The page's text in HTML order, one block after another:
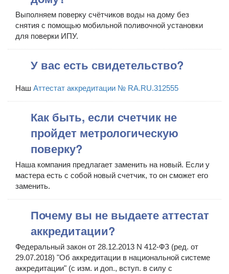
Выполняем поверку счётчиков воды на дому без
снятия с помощью мобильной поливочной установки
для поверки ИПУ.
У вас есть свидетельство?
Наш Аттестат аккредитации № RA.RU.312555
Как быть, если счетчик не
пройдет метрологическую
поверку?
Наша компания предлагает заменить на новый. Если у
мастера есть с собой новый счетчик, то он сможет его
заменить.
Почему вы не выдаете аттестат
аккредитации?
Федеральный закон от 28.12.2013 N 412-ФЗ (ред. от
29.07.2018) "Об аккредитации в национальной системе
аккредитации" (с изм. и доп., вступ. в силу с